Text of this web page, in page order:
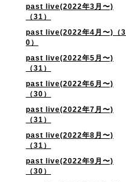
past live(2022年3月〜)
（31）
past live(2022年4月〜)（3
0）
past live(2022年5月〜)
（31）
past live(2022年6月〜)
（30）
past live(2022年7月〜)
（31）
past live(2022年8月〜)
（31）
past live(2022年9月〜)
（30）